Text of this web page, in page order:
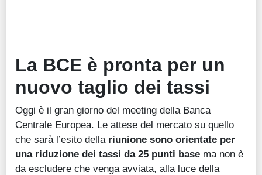
La BCE è pronta per un
nuovo taglio dei tassi
Oggi è il gran giorno del meeting della Banca
Centrale Europea. Le attese del mercato su quello
che sarà l’esito della riunione sono orientate per
una riduzione dei tassi da 25 punti base ma non è
da escludere che venga avviata, alla luce della